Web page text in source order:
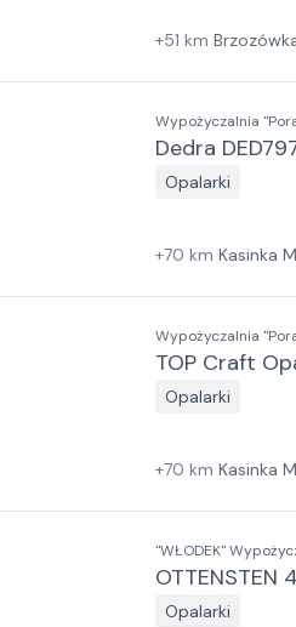
+51 km
Wypożyczalnia
Dedra
Opalarki
+70 km Kasinka
Wypożyczalnia
TOP Craft
Opalarki
+70 km Kasinka
"WŁODEK"
OTTENSTEN
Opalarki